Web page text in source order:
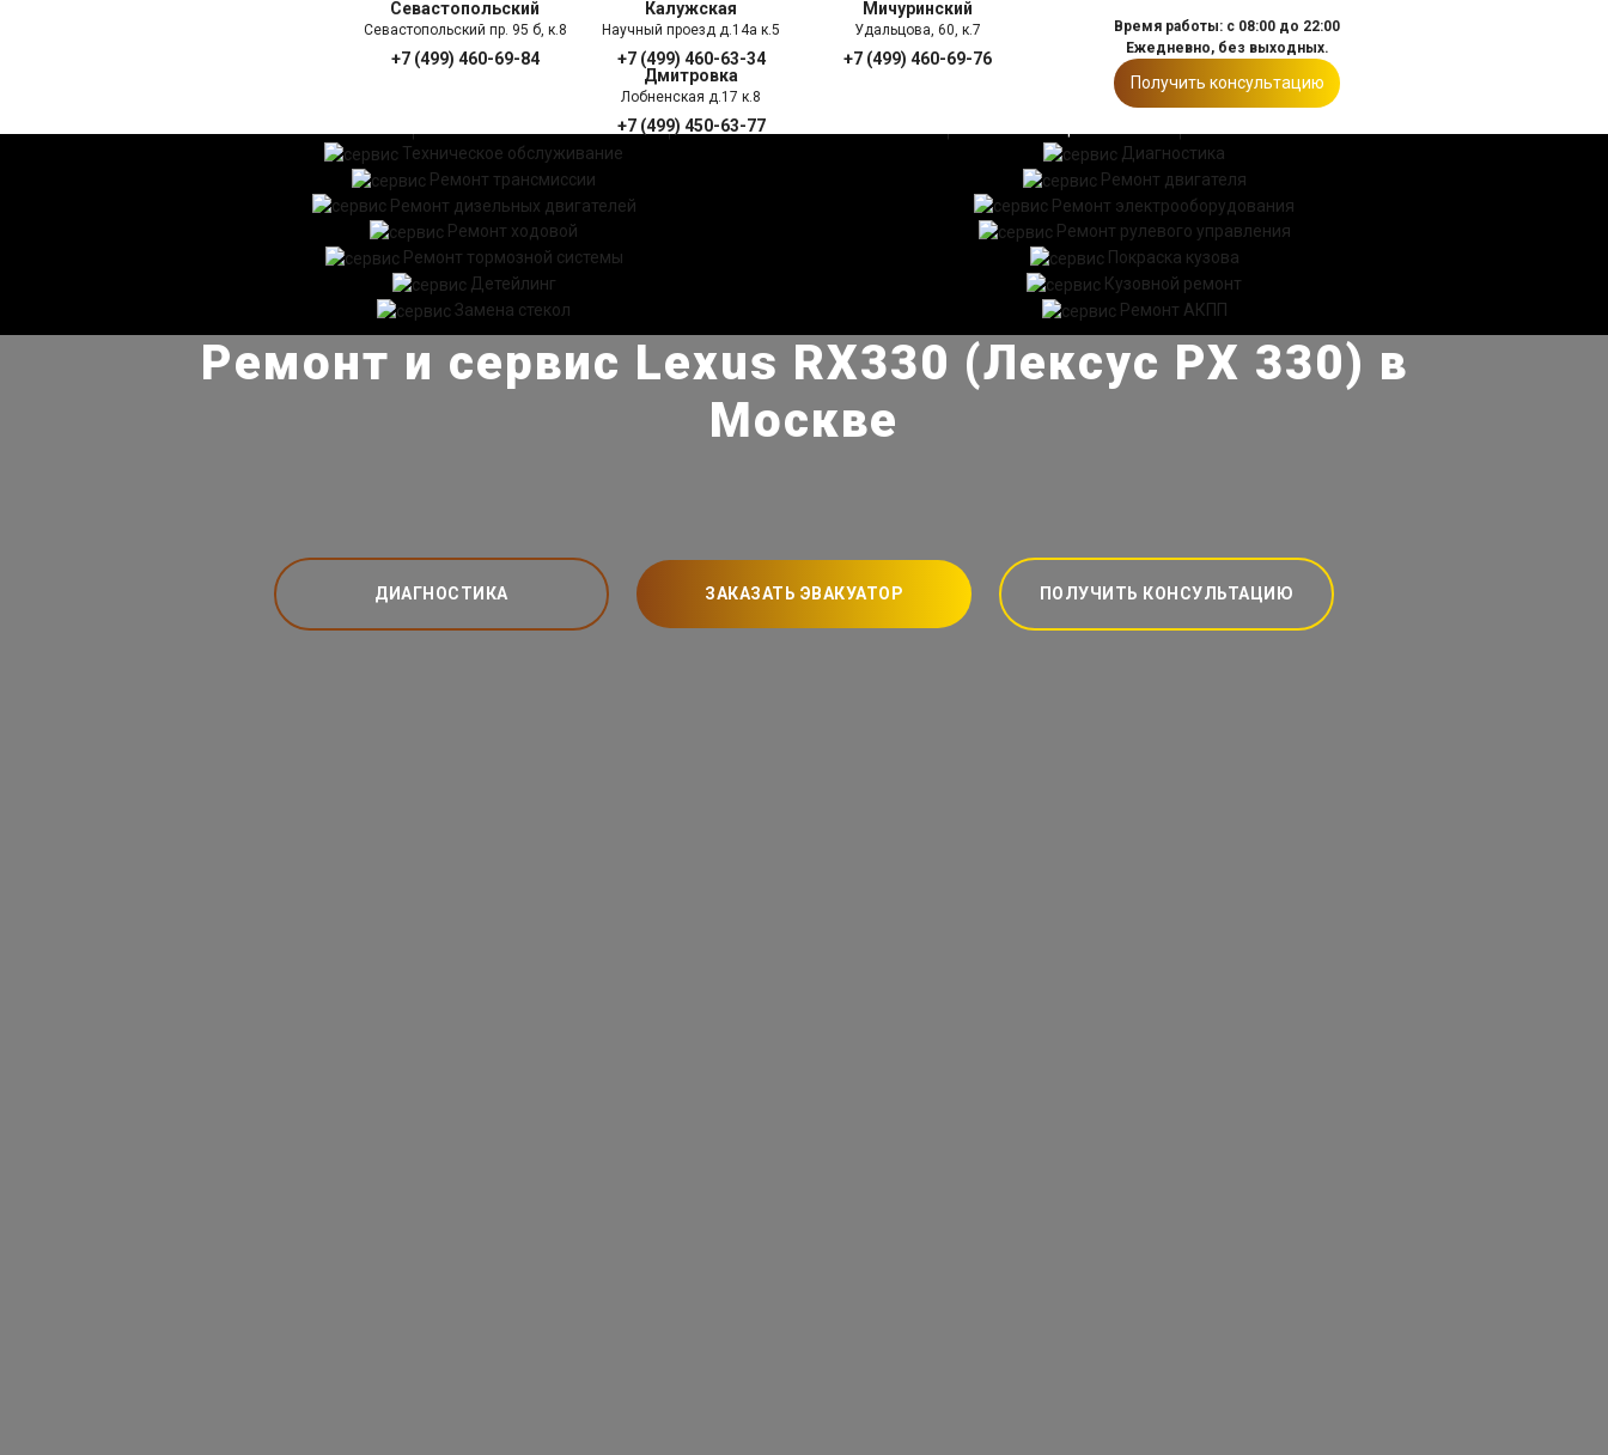
Севастопольский
Севастопольский пр. 95 б, к.8
+7 (499) 460-69-84
Калужская
Научный проезд д.14а к.5
+7 (499) 460-63-34
Мичуринский
Удальцова, 60, к.7
+7 (499) 460-69-76
Дмитровка
Лобненская д.17 к.8
+7 (499) 450-63-77
Время работы: с 08:00 до 22:00
Ежедневно, без выходных.
Получить консультацию
ПРАЙС ЛИСТ
Техническое обслуживание
Диагностика
Ремонт трансмиссии
Ремонт двигателя
Ремонт дизельных двигателей
Ремонт электрооборудования
Ремонт ходовой
Ремонт рулевого управления
Ремонт тормозной системы
Покраска кузова
Детейлинг
Кузовной ремонт
Замена стекол
Ремонт АКПП
Ремонт и сервис Lexus RX330 (Лексус РХ 330) в
Москве
ДИАГНОСТИКА ЗАКАЗАТЬ ЭВАКУАТОР ПОЛУЧИТЬ КОНСУЛЬТАЦИЮ